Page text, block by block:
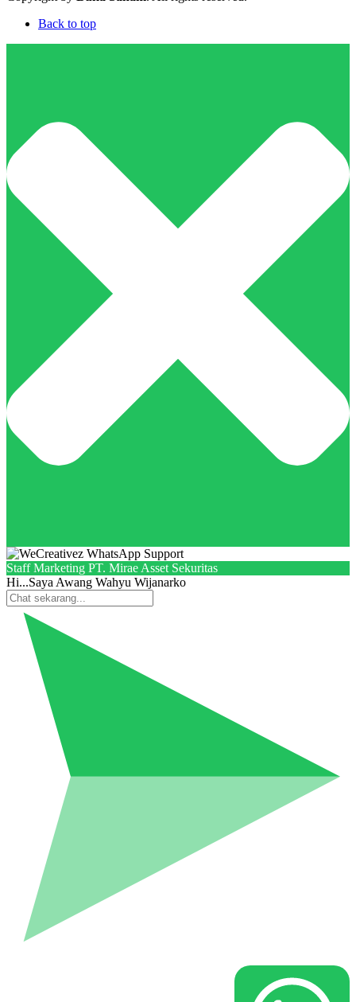
Back to top
Staff Marketing PT. Mirae Asset Sekuritas
Hi...Saya Awang Wahyu Wijanarko